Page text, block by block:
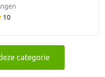
10
categorie